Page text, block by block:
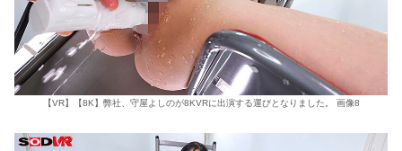
【VR】【8K】弊社、守屋よしのが8KVRに出演する運びとなりました。 画像8